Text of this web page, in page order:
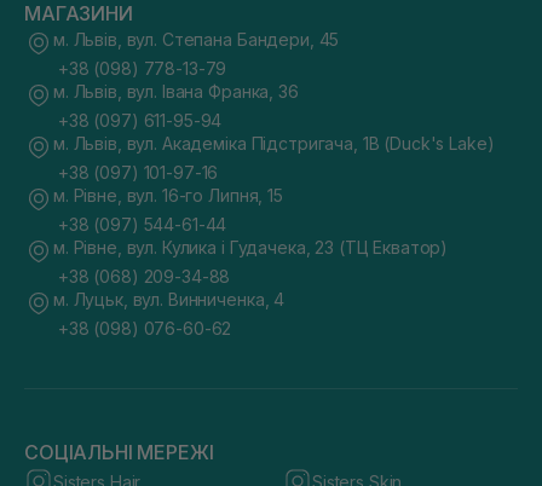
МАГАЗИНИ
м. Львів, вул. Степана Бандери, 45
+38 (098) 778-13-79
м. Львів, вул. Івана Франка, 36
+38 (097) 611-95-94
м. Львів, вул. Академіка Підстригача, 1В (Duck's Lake)
+38 (097) 101-97-16
м. Рівне, вул. 16-го Липня, 15
+38 (097) 544-61-44
м. Рівне, вул. Кулика і Гудачека, 23 (ТЦ Екватор)
+38 (068) 209-34-88
м. Луцьк, вул. Винниченка, 4
+38 (098) 076-60-62
СОЦІАЛЬНІ МЕРЕЖІ
Sisters Hair Sisters Skin